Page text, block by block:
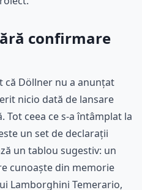
confirmare
că Döllner nu a anunțat
nicio dată de lansare
ceea ce s-a întâmplat la
un set de declarații
un tablou sugestiv: un
cunoaște din memorie
Lamborghini Temerario,